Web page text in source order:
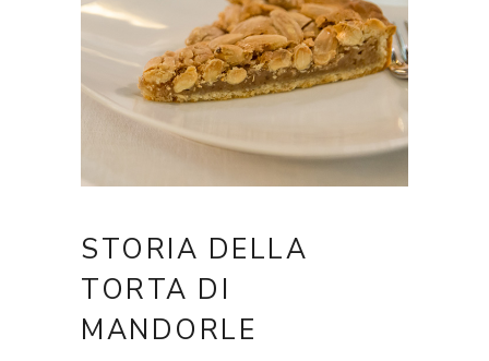
STORIA DELLA
TORTA DI
MANDORLE